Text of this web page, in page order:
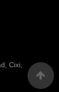
Cixi,